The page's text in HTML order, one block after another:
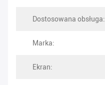
Dostosowana obsługa:
Marka:
Ekran: